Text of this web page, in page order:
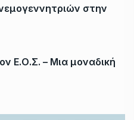
στην
Ε.Ο.Σ. – Μια μοναδική